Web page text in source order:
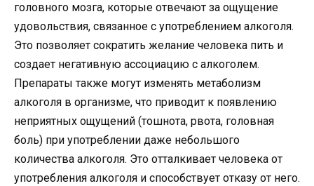
головного мозга, которые отвечают за ощущение
удовольствия, связанное с употреблением алкоголя.
Это позволяет сократить желание человека пить и
создает негативную ассоциацию с алкоголем.
Препараты также могут изменять метаболизм
алкоголя в организме, что приводит к появлению
неприятных ощущений (тошнота, рвота, головная
боль) при употреблении даже небольшого
количества алкоголя. Это отталкивает человека от
употребления алкоголя и способствует отказу от него.